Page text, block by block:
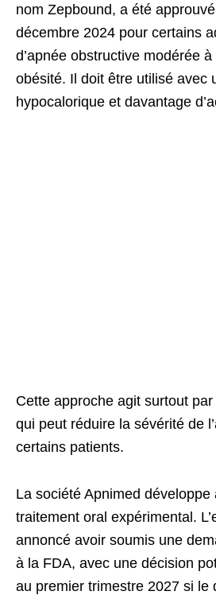
nom Zepbound, a été
décembre 2024 pour certains
d’apnée obstructive modérée
obésité. Il doit être utilisé avec
hypocalorique et davantage
Cette approche agit surtout
qui peut réduire la sévérité de
certains patients.
La société Apnimed développe
traitement oral expérimental.
annoncé avoir soumis une
à la FDA, avec une décision
au premier trimestre 2027 si le